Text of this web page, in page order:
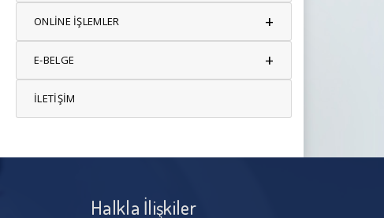
ONLİNE İŞLEMLER +
E-BELGE +
İLETİŞİM
Halkla İlişkiler